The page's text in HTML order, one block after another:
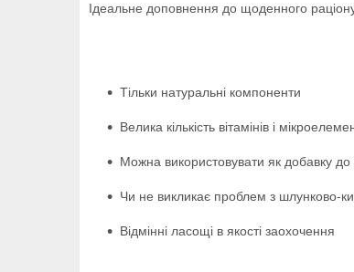
Ідеальне доповнення до щоденного
Тільки натуральні компоненти
Велика кількість вітамінів і
Можна використовувати як добавку до
Чи не викликає проблем з шлунково-
Відмінні ласощі в якості заохочення